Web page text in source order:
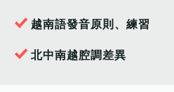
越南語發音原則、練習
北中南越腔調差異